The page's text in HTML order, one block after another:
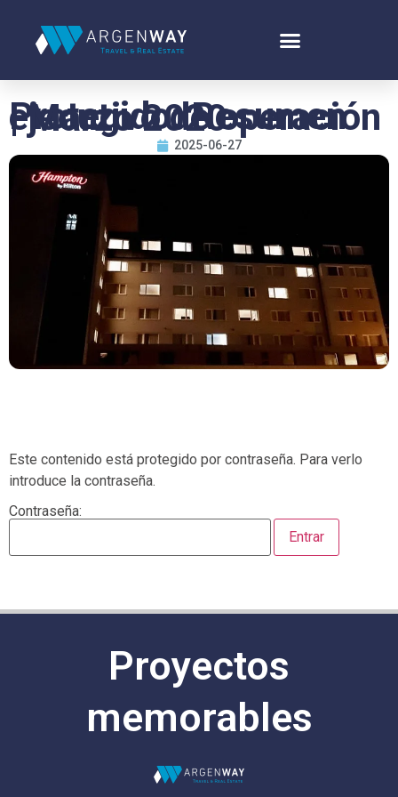
Protegido: Resumen ejecutivo de operación | Marzo 2020
2025-06-27
Este contenido está protegido por contraseña. Para verlo
introduce la contraseña.
Contraseña:
Proyectos
memorables